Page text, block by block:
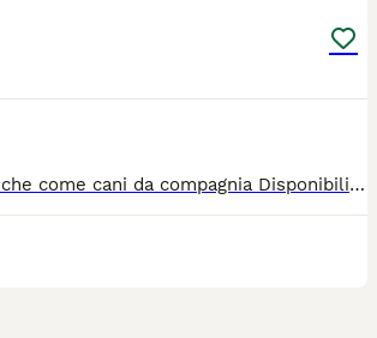
Perfetti sia come cavatori che come cani da compagnia Disponibili 2 maschi e 4 femmine di colore bianco e marrone età un mese e mezzo. Senza pedigree, con prima vaccinazione, test genetici e microchip. Possibilità di vedere i genitori.